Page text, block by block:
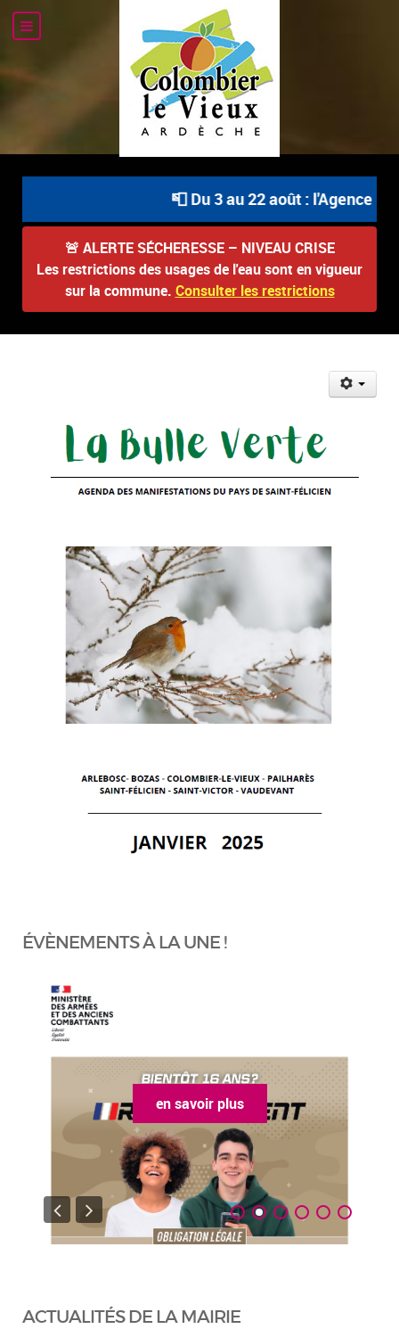
📮 Du 3 au 22 août : l'Agence
🚨 ALERTE SÉCHERESSE – NIVEAU CRISE
Les restrictions des usages de l'eau sont en vigueur
sur la commune. Consulter les restrictions
ÉVÈNEMENTS À LA UNE !
en savoir plus
ACTUALITÉS DE LA MAIRIE